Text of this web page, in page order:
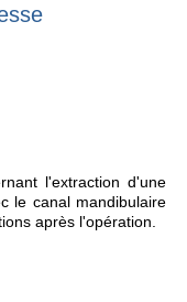
l'extraction d'une
le canal mandibulaire
après l'opération.